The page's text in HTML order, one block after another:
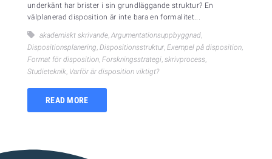
underkänt har brister i sin grundläggande struktur? En
välplanerad disposition är inte bara en formalitet...
akademiskt skrivande, Argumentationsuppbyggnad,
Dispositionsplanering, Dispositionsstruktur, Exempel på disposition,
Format för disposition, Forskningsstrategi, skrivprocess,
Studieteknik, Varför är disposition viktigt?
READ MORE